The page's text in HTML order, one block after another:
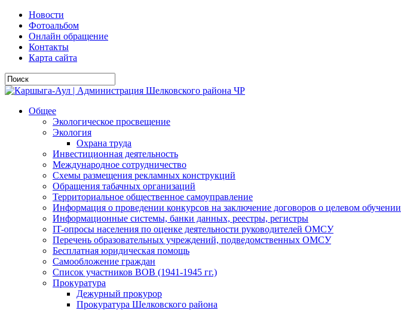
Новости
Фотоальбом
Онлайн обращение
Контакты
Карта сайта
Общее
Экологическое просвещение
Экология
Охрана труда
Инвестиционная деятельность
Международное сотрудничество
Схемы размещения рекламных конструкций
Обращения табачных организаций
Территориальное общественное самоуправление
Информация о проведении конкурсов на заключение договоров о целевом обучении
Информационные системы, банки данных, реестры, регистры
IT-опросы населения по оценке деятельности руководителей ОМСУ
Перечень образовательных учреждений, подведомственных ОМСУ
Бесплатная юридическая помощь
Самообложение граждан
Список участников ВОВ (1941-1945 гг.)
Прокуратура
Дежурный прокурор
Прокуратура Шелковского района